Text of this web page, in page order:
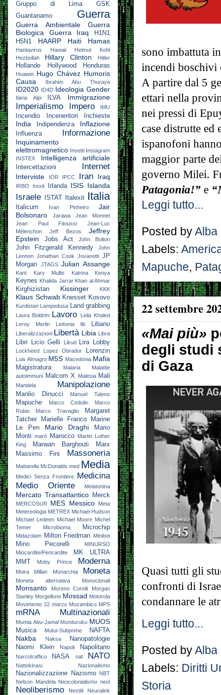
sono imbattuta
incendi boschivi
A partire dal 5
ettari nella
nei pressi di
case distrutte
ispanofoni
maggior parte
governo Milei.
Patagonia!” e
Leggi tutto...
Posted by Alba
Labels:
Mapuche,
22 settembre
«Mai più»
degli studi
di Gaza
Quasi tutti gli
confronti di
condannare le
Leggi tutto...
Posted by Alba
Labels: Diritti
Storia
Gruppo di Lima
GSK
Guantanamo
Guerra
Guerra Ambientale
Guerra
Biologica
Guerra Iraq
H1N1
H5N1
HAARP Haiti Hamas
Hantavirus Hawaii
Helmut Kohl
Hezbollah
Hillary Clinton Hitler
Hollande Hollywood Honduras
Huawei Hugo Chávez Humoris
Causa
Ibrahim Abu Thuraya
ID2020 ID4D Ideologia Gender
Ilaria Alpi ILVA Immigrazione
Imperialismo Impero IMU
Incendio Inceneritori Inchieste
India Indipendenza Inflazione
Influenza Informazione
Inquinamento
elettromagnetico Insetti Instagram
INSTEX
Intelligenza artificiale
Intercettazioni Internet
Interviste IOR IPCC Iran Iraq
IRBO Irexit Irlanda ISIS Islanda
Israele ISTAT Italexit Italia
Italicum Ivan Pinheiro
Jair
Bolsonaro
Jarawa
Jean Monnet
Jean Paul Fitoussi
Jean-Luc
Mélenchon
Jeff Bezos
Jeffrey
Epstein
Jobs Act John Bolton
John Fitzgerald Kennedy
John
Lennon Jonathan Cook Jovanotti JP
Morgan
JTAGS Julian Assange
Kant Kary Mullis Katrina Kenya
Keynes Khalida Jarrar Khan al Ahmar
Kirghizistan Kissinger KKK
Klaus Schwab Knesset Kosovo
Kurdistan Lampedusa Land grabbing
Laura Boldrini Lavoro
Leila Khaled
Leroy Merlin
Lettonia lib Libano
Liberalizzazioni Libertà Libia Libra
Libri Licio Gelli Likud Lira Lobby
Lockheed Lopez Obrador Lorenzin
Luis Almagro M5S Macedonia Mafia
Magistratura Malaria
Malattie
autoimmuni Malcom X Malesia Mali
Mandela Manipolazione
Manlio Dinucci Manuel Talens
Mapuche Marco Cedolin
Marco
Rubio
Marco Travaglio
Margaret
Tatcher
Marielle Franco
Marine
Le Pen
Mario Draghi
Mario
Monti
marò Marocco
Martin Luther
King
Marwan Barghouti
Marx
Massimo Fini
Massoneria
Mattarella McDonalds med Media
Medici Senza Frontiere Medicina
Medio Oriente
Melatonina
Mercato Transatlantico Merck
MERCOSUR MES Messico
Meta
Metereologia METREX Michael Hudson
Michael Ledeen Michael Moore Michel
Temer
Microbioma Microchip
Midazolam Milton Friedman Minibot
Mino Pecorelli
MINURSO
Miocardite/Pericardite
MK ULTRA
MMT
Moby Prince Moderna
Moira Millan Monarchia Moneta
Moneta alternativa Monoclonali
Monsanto Moreno Corelli
Morgan
Stanley Morgellons Mossad Motorola
Movimento 22 marzo Mozambico MPS
mRNA Multinazionali
Mumia Abu-Jamal Munduruku MUOS
Musica Mutui-Subprime NAFTA
Nakba Naksa
Nanopatologie
Naomi Klein
Napoli Napolitano
Narcotraffico NASA nat NATO
Nattokinasi Nazionalismo
Nazionalizzazione Nazismo
NBT
Nelson Mandela Neocolonialismo neol
Neoliberismo Nestlé
Neuralink